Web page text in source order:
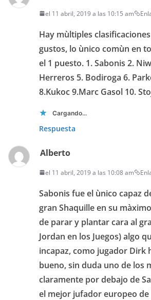
el 11 abril, 2019 a las 10:15 am
Hay mùltiples
gustos, lo ùnico comùn en
el 1 puesto. 1. Sabonis 2.
Herreros 5. Bodiroga 6.
8.Kukoc 9.Marc Gasol 10.
Cargando...
Respuesta
Alberto
el 11 abril, 2019 a las 10:08 am
Sabonis fue el ùnico capaz
gran Shaquille en su
de parar y plantar cara al
Jordan en los Juegos) algo
incapaz, como jugador Dirk
bueno, sin duda uno de los
claramente por debajo de
el mejor jufador europeo